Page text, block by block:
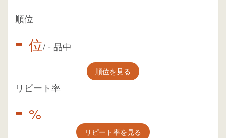
順位
- 位/- 品中
順位を見る
リピート率
- %
リピート率を見る